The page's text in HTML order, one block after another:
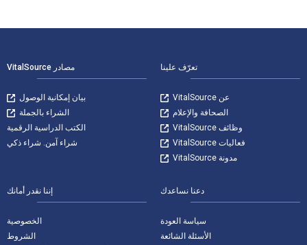
تعرّف علينا
عن VitalSource
الصحافة والإعلام
وظائف VitalSource
فعاليات VitalSource
مدونة VitalSource
مصادر VitalSource
بيان إمكانية الوصول
الشراء بالجملة
الكتب الدراسية الرقمية
شراء آمن. شراء ذكي
دعنا نساعدك
سياسة العودة
الأسئلة الشائعة
إننا نقدر أمانك
الخصوصية
الشروط